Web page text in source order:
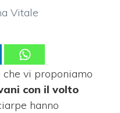
Vitale
vi proponiamo
con il volto
hanno